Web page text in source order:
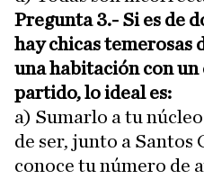
Pregunta 3.- Si es de
hay chicas temerosas
una habitación con un
partido, lo ideal es:
a) Sumarlo a tu
de ser, junto a Santos
conoce tu número de